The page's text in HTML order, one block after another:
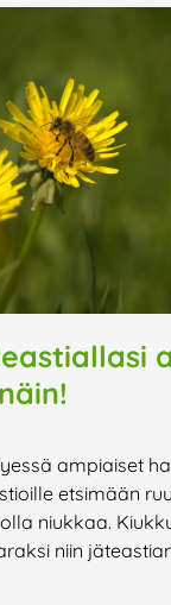
ampiaiset
etsimään
niukkaa.
niin